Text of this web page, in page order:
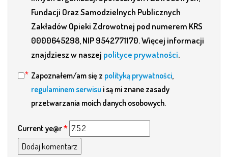
Fundacji Oraz Samodzielnych Publicznych
Zakładów Opieki Zdrowotnej pod numerem KRS
0000645298, NIP 9542771170. Więcej informacji
znajdziesz w naszej polityce prywatności.
Zapoznałem/am się z polityką prywatności,
regulaminem serwisu i są mi znane zasady
przetwarzania moich danych osobowych.
Current ye@r*